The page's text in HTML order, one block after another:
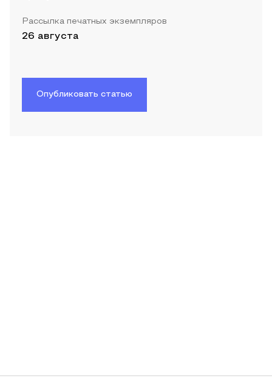
Рассылка печатных экземпляров
26 августа
Опубликовать статью